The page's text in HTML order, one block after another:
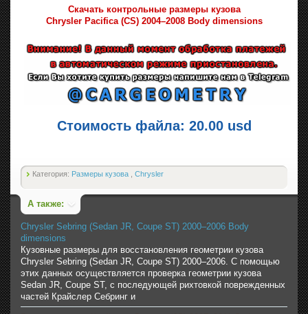
Скачать контрольные размеры кузова
Chrysler Pacifica (CS) 2004–2008 Body dimensions
Стоимость файла: 20.00 usd
Категория: Размеры кузова Chrysler
А также:
Chrysler Sebring (Sedan JR, Coupe ST) 2000–2006 Body
dimensions
Кузовные размеры для восстановления геометрии кузова
Chrysler Sebring (Sedan JR, Coupe ST) 2000–2006. С помощью
этих данных осуществляется проверка геометрии кузова
Sedan JR, Coupe ST, с последующей рихтовкой поврежденных
частей Крайслер Себринг и